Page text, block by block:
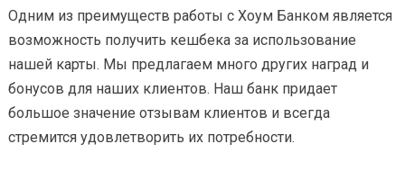
Одним из преимуществ работы с Хоум Банком является
возможность получить кешбека за использование
нашей карты. Мы предлагаем много других наград и
бонусов для наших клиентов. Наш банк придает
большое значение отзывам клиентов и всегда
стремится удовлетворить их потребности.